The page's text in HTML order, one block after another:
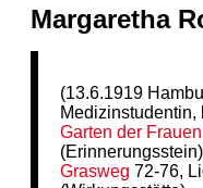
Margaretha
(13.6.1919
Garten der Frauen
(Erinnerungsstein)
Grasweg 72-76,